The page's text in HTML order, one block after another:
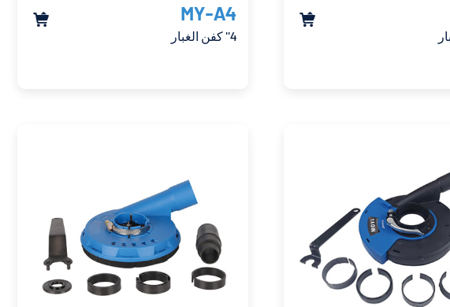

MY-A4
4'' كفن الغبار
